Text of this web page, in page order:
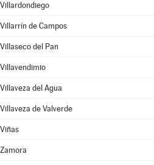
Villardondiego
Villarrín de Campos
Villaseco del Pan
Villavendimio
Villaveza del Agua
Villaveza de Valverde
Viñas
Zamora